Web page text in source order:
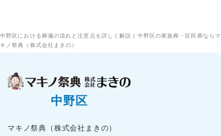
中野区における葬儀の流れと注意点を詳しく解説 | 中野区の家族葬・区民葬ならマ
キノ祭典（株式会社まきの）
2025年12月
2025年11月
2025年9月
2025年8月
中野区
マキノ祭典（株式会社まきの）